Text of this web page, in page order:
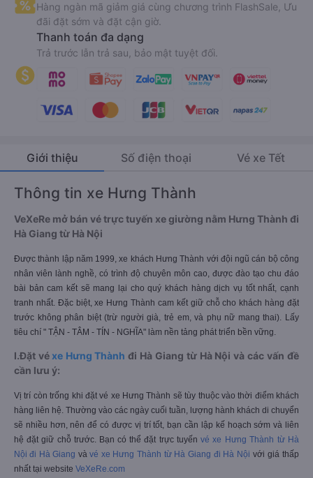
Hàng ngàn mã giảm giá cùng chương trình FlashSale, Ưu
đãi đặt sớm và đặt cận giờ.
Thanh toán đa dạng
Trả trước lẫn trả sau, bảo mật tuyệt đối.
Giới thiệu Số điện thoại Vé xe Tết
Thông tin xe Hưng Thành
VeXeRe mở bán vé trực tuyến xe giường nằm Hưng Thành đi
Hà Giang từ Hà Nội
Được thành lập năm 1999, xe khách Hưng Thành với đội ngũ cán bộ công
nhân viên lành nghề, có trình độ chuyên môn cao, được đào tạo chu đáo
bài bản cam kết sẽ mang lại cho quý khách hàng dịch vụ tốt nhất, cạnh
tranh nhất. Đặc biệt, xe Hưng Thành cam kết giữ chỗ cho khách hàng đặt
trước không phân biệt (trừ người già, trẻ em, và phụ nữ mang thai). Lấy
tiêu chí " TẬN - TÂM - TÍN - NGHĨA" làm nền tảng phát triển bền vững.
I.Đặt vé xe Hưng Thành đi Hà Giang từ Hà Nội và các vấn đề
cần lưu ý:
Vị trí còn trống khi đặt vé xe Hưng Thành sẽ tùy thuộc vào thời điểm khách
hàng liên hệ. Thường vào các ngày cuối tuần, lượng hành khách di chuyển
sẽ nhiều hơn, nên để có được vị trí tốt, bạn cần lập kế hoạch sớm và liên
hệ đặt giữ chỗ trước. Bạn có thể đặt trực tuyến vé xe Hưng Thành từ Hà
Nội đi Hà Giang và vé xe Hưng Thành từ Hà Giang đi Hà Nội với giá thấp
nhất tại website VeXeRe.com